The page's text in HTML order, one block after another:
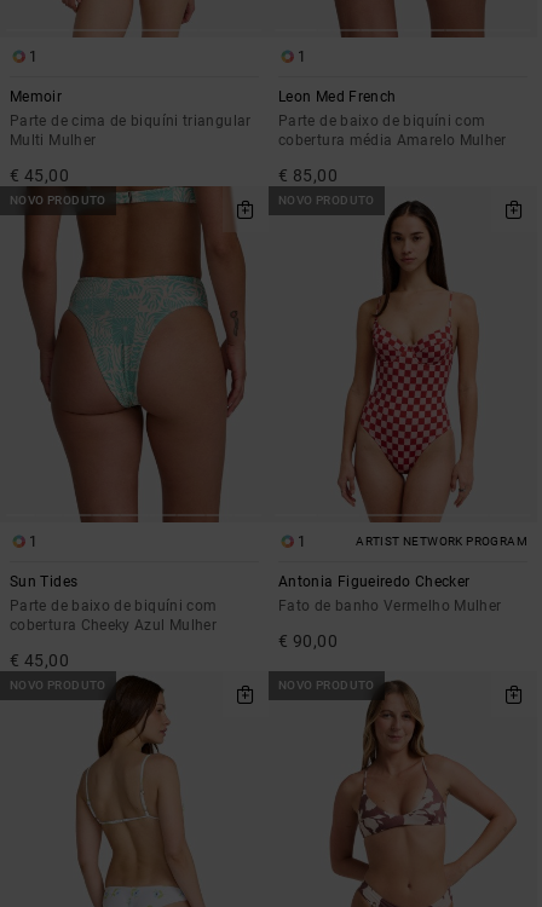
1
Memoir
Parte de cima de biquíni triangular
Multi Mulher
€ 45,00
1
Leon Med French
Parte de baixo de biquíni com
cobertura média Amarelo Mulher
€ 85,00
NOVO PRODUTO
1
Sun Tides
Parte de baixo de biquíni com
cobertura Cheeky Azul Mulher
€ 45,00
NOVO PRODUTO
1 ARTIST NETWORK PROGRAM
Antonia Figueiredo Checker
Fato de banho Vermelho Mulher
€ 90,00
NOVO PRODUTO NOVO PRODUTO